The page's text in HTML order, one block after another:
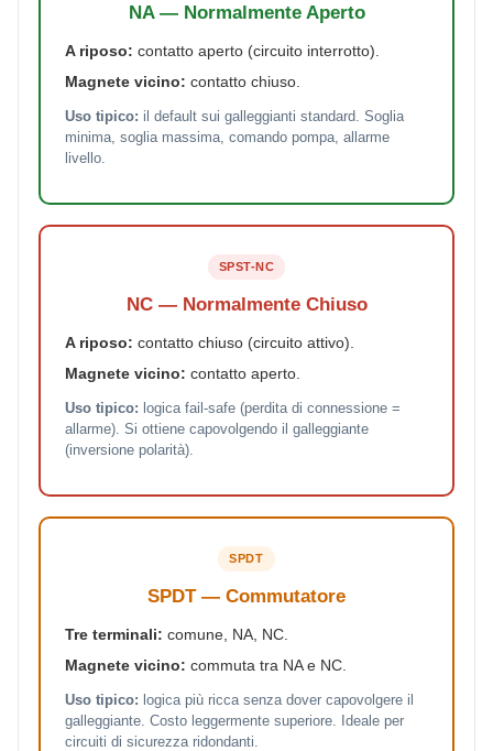
NA — Normalmente Aperto
A riposo: contatto aperto (circuito interrotto).
Magnete vicino: contatto chiuso.
Uso tipico: il default sui galleggianti standard. Soglia
minima, soglia massima, comando pompa, allarme
livello.
SPST-NC
NC — Normalmente Chiuso
A riposo: contatto chiuso (circuito attivo).
Magnete vicino: contatto aperto.
Uso tipico: logica fail-safe (perdita di connessione =
allarme). Si ottiene capovolgendo il galleggiante
(inversione polarità).
SPDT
SPDT — Commutatore
Tre terminali: comune, NA, NC.
Magnete vicino: commuta tra NA e NC.
Uso tipico: logica più ricca senza dover capovolgere il
galleggiante. Costo leggermente superiore. Ideale per
circuiti di sicurezza ridondanti.